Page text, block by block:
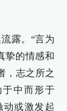
露。“言为
挚的情感和
，志之所之
中而形于
动或激发起